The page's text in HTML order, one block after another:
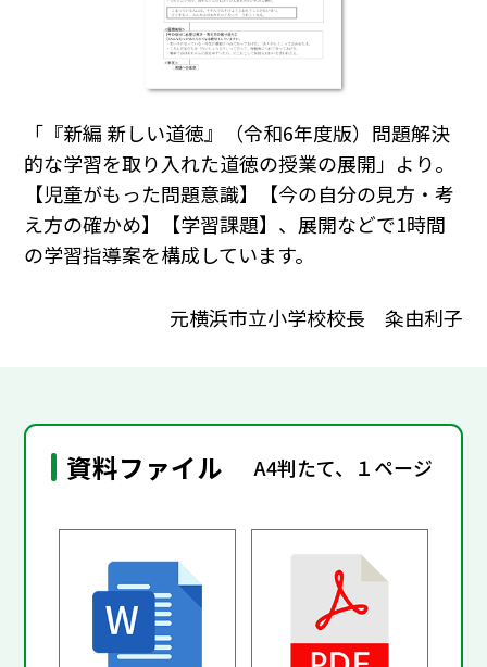
「『新編 新しい道徳』（令和6年度版）問題解決
的な学習を取り入れた道徳の授業の展開」より。
【児童がもった問題意識】【今の自分の見方・考
え方の確かめ】【学習課題】、展開などで1時間
の学習指導案を構成しています。
元横浜市立小学校校長 粂由利子
資料ファイル A4判たて、１ページ